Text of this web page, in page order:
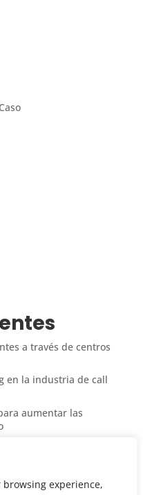
browsing experience,
a través de centros
en la industria de call
aumentar las
en atención